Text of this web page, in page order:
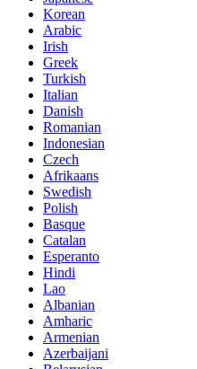
Korean
Arabic
Irish
Greek
Turkish
Italian
Danish
Romanian
Indonesian
Czech
Afrikaans
Swedish
Polish
Basque
Catalan
Esperanto
Hindi
Lao
Albanian
Amharic
Armenian
Azerbaijani